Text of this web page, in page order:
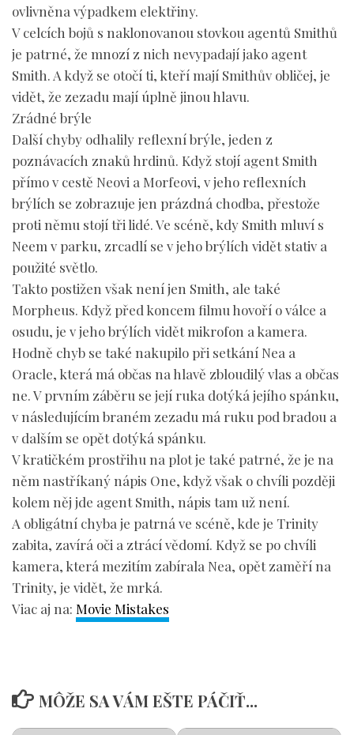
ovlivněna výpadkem elektřiny.
V celcích bojů s naklonovanou stovkou agentů Smithů
je patrné, že mnozí z nich nevypadají jako agent
Smith. A když se otočí ti, kteří mají Smithův obličej, je
vidět, že zezadu mají úplně jinou hlavu.
Zrádné brýle
Další chyby odhalily reflexní brýle, jeden z
poznávacích znaků hrdinů. Když stojí agent Smith
přímo v cestě Neovi a Morfeovi, v jeho reflexních
brýlích se zobrazuje jen prázdná chodba, přestože
proti němu stojí tři lidé. Ve scéně, kdy Smith mluví s
Neem v parku, zrcadlí se v jeho brýlích vidět stativ a
použité světlo.
Takto postižen však není jen Smith, ale také
Morpheus. Když před koncem filmu hovoří o válce a
osudu, je v jeho brýlích vidět mikrofon a kamera.
Hodně chyb se také nakupilo při setkání Nea a
Oracle, která má občas na hlavě zbloudilý vlas a občas
ne. V prvním záběru se její ruka dotýká jejího spánku,
v následujícím braném zezadu má ruku pod bradou a
v dalším se opět dotýká spánku.
V kratičkém prostřihu na plot je také patrné, že je na
něm nastříkaný nápis One, když však o chvíli později
kolem něj jde agent Smith, nápis tam už není.
A obligátní chyba je patrná ve scéně, kde je Trinity
zabita, zavírá oči a ztrácí vědomí. Když se po chvíli
kamera, která mezitím zabírala Nea, opět zaměří na
Trinity, je vidět, že mrká.
Viac aj na: Movie Mistakes
MÔŽE SA VÁM EŠTE PÁČIŤ...